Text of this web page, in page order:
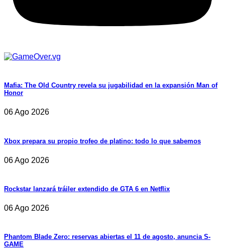
Mafia: The Old Country revela su jugabilidad en la expansión Man of
Honor
06 Ago 2026
Xbox prepara su propio trofeo de platino: todo lo que sabemos
06 Ago 2026
Rockstar lanzará tráiler extendido de GTA 6 en Netflix
06 Ago 2026
Phantom Blade Zero: reservas abiertas el 11 de agosto, anuncia S-
GAME